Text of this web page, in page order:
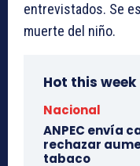
entrevistados. Se
muerte del niño.
Hot this week
Nacional
ANPEC envía
rechazar
tabaco